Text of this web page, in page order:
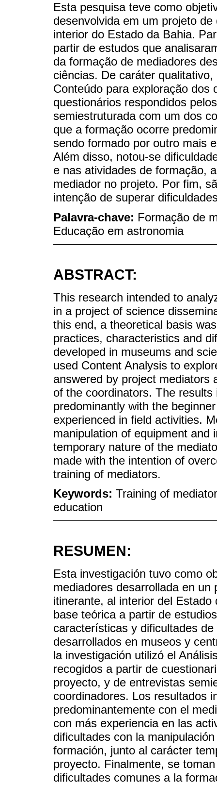
Esta pesquisa teve como
desenvolvida em um projeto
interior do Estado da Bahia.
partir de estudos que
da formação de mediadores
ciências. De caráter
Conteúdo para exploração dos
questionários respondidos
semiestruturada com um dos
que a formação ocorre
sendo formado por outro mais
Além disso, notou-se
e nas atividades de formação,
mediador no projeto. Por fim,
intenção de superar
Palavra-chave: Formação de
Educação em astronomia
ABSTRACT:
This research intended to
in a project of science
this end, a theoretical basis
practices, characteristics and
developed in museums and
used Content Analysis to
answered by project mediators
of the coordinators. The
predominantly with the
experienced in field activities.
manipulation of equipment and
temporary nature of the
made with the intention of
training of mediators.
Keywords: Training of
education
RESUMEN:
Esta investigación tuvo como
mediadores desarrollada en
itinerante, al interior del
base teórica a partir de
características y dificultades
desarrollados en museos y
la investigación utilizó el
recogidos a partir de
proyecto, y de entrevistas
coordinadores. Los resultados
predominantemente con el
con más experiencia en las
dificultades con la
formación, junto al carácter
proyecto. Finalmente, se
dificultades comunes a la